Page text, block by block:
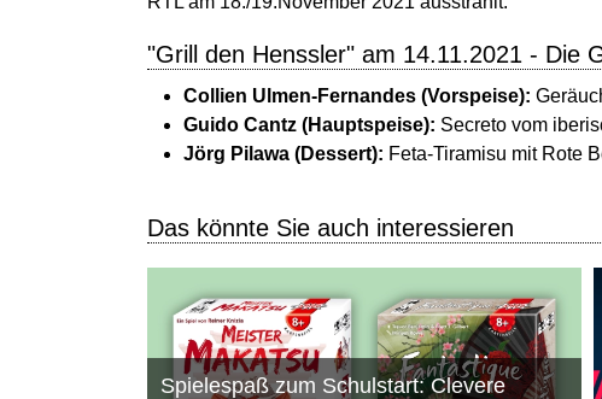
"Grill den Henssler" am 14.11.2021 - Die
Collien Ulmen-Fernandes (Vorspeise):
Guido Cantz (Hauptspeise): Secreto vom
Jörg Pilawa (Dessert): Feta-Tiramisu mit Rote
Das könnte Sie auch interessieren
Spielespaß zum Schulstart: Clevere